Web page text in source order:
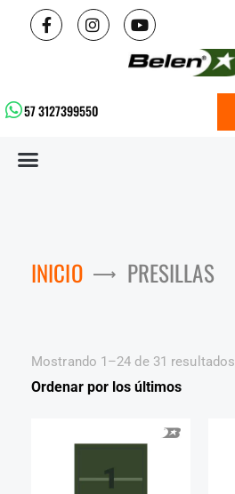
57 3127399550
INICIO PRESILLAS
Mostrando 1–24 de 31 resultados